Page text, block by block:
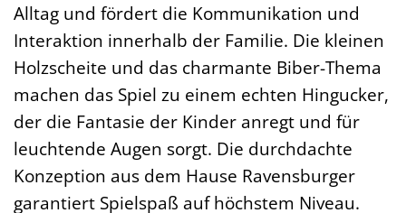
Alltag und fördert die Kommunikation und
Interaktion innerhalb der Familie. Die kleinen
Holzscheite und das charmante Biber-Thema
machen das Spiel zu einem echten Hingucker,
der die Fantasie der Kinder anregt und für
leuchtende Augen sorgt. Die durchdachte
Konzeption aus dem Hause Ravensburger
garantiert Spielspaß auf höchstem Niveau.